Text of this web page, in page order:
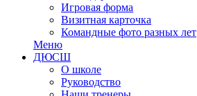
Игровая форма
Визитная карточка
Командные фото разных лет
Меню
ДЮСШ
О школе
Руководство